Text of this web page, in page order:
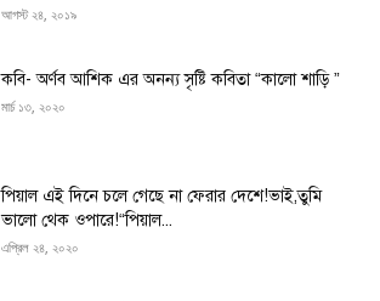
আগস্ট ২৪, ২০১৯
কবি- অর্ণব আশিক এর অনন্য সৃষ্টি কবিতা “কালো শাড়ি ”
মার্চ ১৩, ২০২০
পিয়াল এই দিনে চলে গেছে না ফেরার দেশে!ভাই,তুমি
ভালো থেক ওপারে!“পিয়াল...
এপ্রিল ২৪, ২০২০